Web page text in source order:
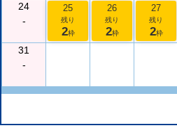
24
-
25
残り
2枠
26
残り
2枠
27
残り
2枠
31
-